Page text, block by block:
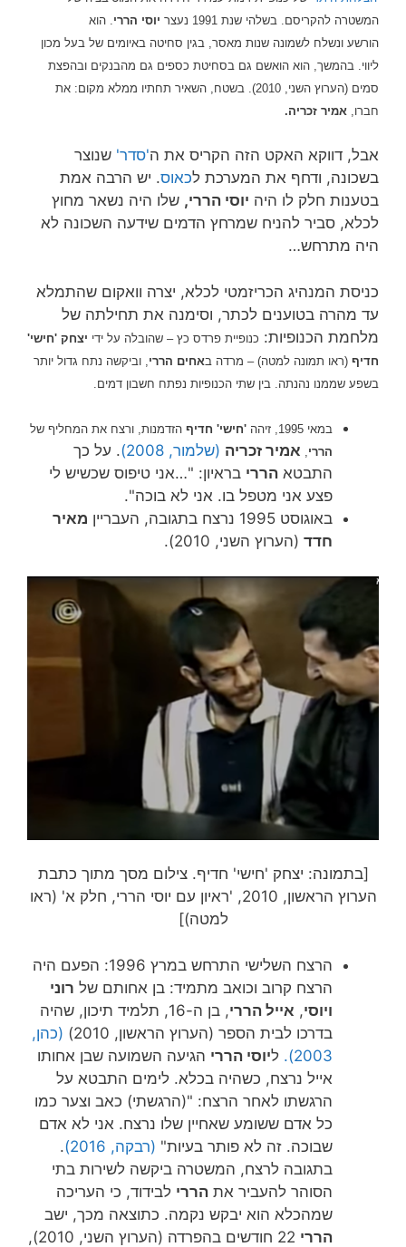
המשטרה להקריסם. בשלהי שנת 1991 נעצר
יוסי הררי . הוא
הורשע ונשלח לשמונה שנות מאסר, בגין סחיטה באיומים של בעל מכון
ליווי. בהמשך, הוא הואשם גם בסחיטת כספים גם מהבנקים ובהפצת
סמים (הערוץ השני, 2010). בשטח, השאיר תחתיו ממלא מקום: את
חברו, אמיר זכריה.
אבל, דווקא האקט הזה הקריס את ה'סדר' שנוצר
בשכונה, ודחף את המערכת לכאוס. יש הרבה אמת
בטענות חלק לו היה יוסי הררי, שלו היה נשאר מחוץ
לכלא, סביר להניח שמרחץ הדמים שידעה השכונה לא
היה מתרחש…
כניסת המנהיג הכריזמטי לכלא, יצרה וואקום שהתמלא
עד מהרה בטוענים לכתר, וסימנה את תחילתה של
מלחמת הכנופיות: כנופיית פרדס כץ – שהובלה על ידי יצחק 'חישי'
חדיף (ראו תמונה למטה) – מרדה באחים הררי , וביקשה נתח גדול יותר
בשפע שממנו נהנתה. בין שתי הכנופיות נפתח חשבון דמים.
במאי 1995, זיהה 'חישי' חדיף הזדמנות, ורצח את המחליף של
הררי, אמיר זכריה (שלמור, 2008)
. על כך
התבטא הררי בראיון: "…אני טיפוס שכשיש לי
פצע אני מטפל בו. אני לא בוכה".
באוגוסט 1995 נרצח בתגובה, העבריין
מאיר
חדד (הערוץ השני, 2010).
[בתמונה: יצחק 'חישי' חדיף. צילום מסך מתוך כתבת
הערוץ הראשון, 2010, 'ראיון עם יוסי הררי, חלק א' (ראו
למטה)]
הרצח השלישי התרחש במרץ 1996: הפעם היה
הרצח קרוב וכואב מתמיד: בן אחותם של רוני
ויוסי, אייל הררי
, בן ה-16, תלמיד תיכון, שהיה
בדרכו לבית הספר (הערוץ הראשון, 2010)
(כהן,
2003).
ליוסי הררי הגיעה השמועה שבן אחותו
אייל נרצח, כשהיה בכלא. לימים התבטא על
הרגשתו לאחר הרצח: "(הרגשתי) כאב וצער כמו
כל אדם ששומע שאחיין שלו נרצח. אני לא אדם
שבוכה. זה לא פותר בעיות" (רבקה, 2016)
.
בתגובה לרצח, המשטרה ביקשה לשירות בתי
הסוהר להעביר את הררי לבידוד, כי העריכה
שמהכלא הוא יבקש נקמה. כתוצאה מכך, ישב
הררי
22 חודשים בהפרדה (הערוץ השני, 2010),